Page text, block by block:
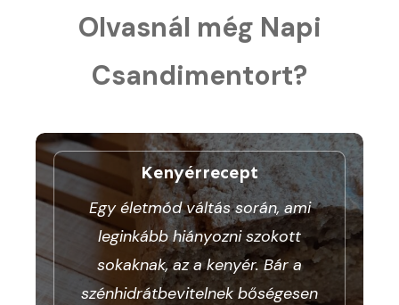
Olvasnál még Napi
Csandimentort?
Kenyérrecept
Egy életmód váltás során, ami
leginkább hiányozni szokott
sokaknak, az a kenyér. Bár a
szénhidrátbevitelnek bőségesen